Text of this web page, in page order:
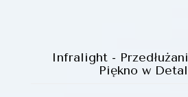
Infralight -
Piękno w